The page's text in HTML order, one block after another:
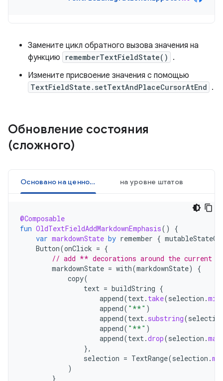
Замените цикл обратного вызова значения на
функцию
rememberTextFieldState()
.
Измените присвоение значения с помощью
TextFieldState.setTextAndPlaceCursorAtEnd .
Обновление состояния
(сложного)
Основано на ценностях на уровне штатов
@Composable
fun OldTextFieldAddMarkdownEmphasis()
{
var markdownState by remember { mutableStateOf
Button(onClick = {
// add ** decorations around the current
markdownState = with(markdownState)
{
copy(
text = buildString {
append(text. take(selection .min
append( "**" )
append(text. substring(
append( "**" )
append(text.drop(selection .max
},
selection = TextRange(selection .
)
}